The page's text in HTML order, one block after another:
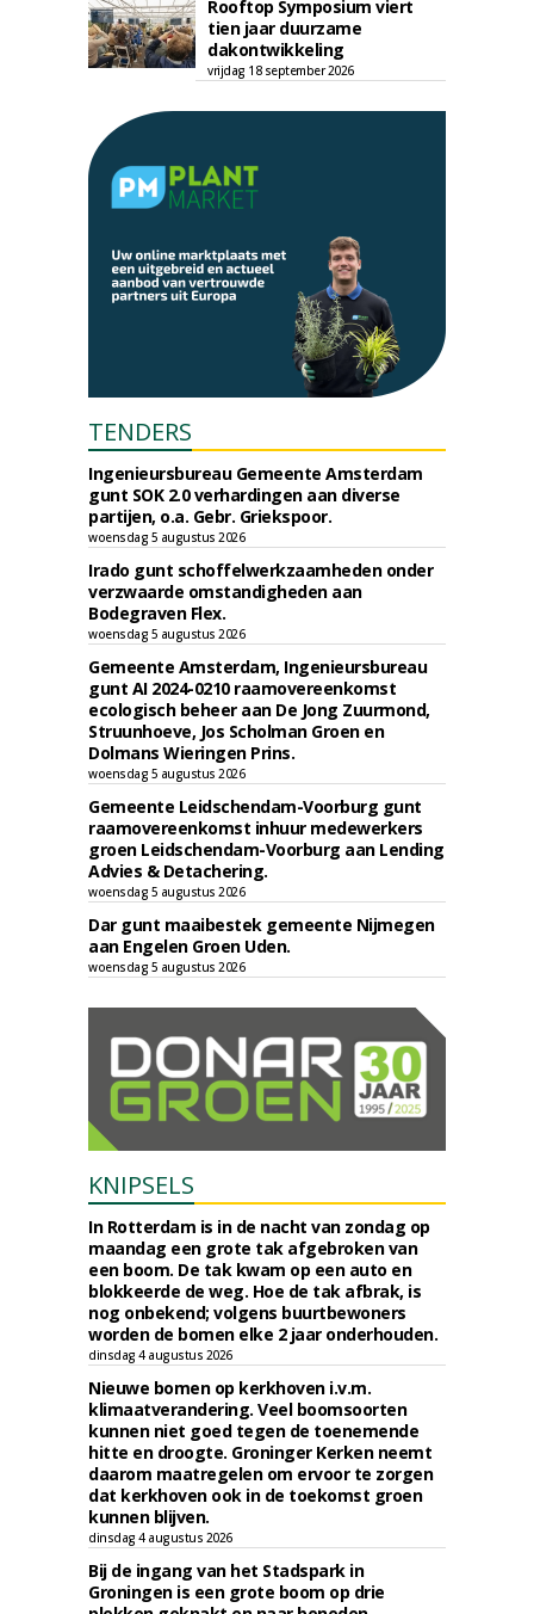
Rooftop Symposium viert
tien jaar duurzame
dakontwikkeling
vrijdag 18 september 2026
TENDERS
Ingenieursbureau Gemeente Amsterdam
gunt SOK 2.0 verhardingen aan diverse
partijen, o.a. Gebr. Griekspoor.
woensdag 5 augustus 2026
Irado gunt schoffelwerkzaamheden onder
verzwaarde omstandigheden aan
Bodegraven Flex.
woensdag 5 augustus 2026
Gemeente Amsterdam, Ingenieursbureau
gunt AI 2024-0210 raamovereenkomst
ecologisch beheer aan De Jong Zuurmond,
Struunhoeve, Jos Scholman Groen en
Dolmans Wieringen Prins.
woensdag 5 augustus 2026
Gemeente Leidschendam-Voorburg gunt
raamovereenkomst inhuur medewerkers
groen Leidschendam-Voorburg aan Lending
Advies & Detachering.
woensdag 5 augustus 2026
Dar gunt maaibestek gemeente Nijmegen
aan Engelen Groen Uden.
woensdag 5 augustus 2026
KNIPSELS
In Rotterdam is in de nacht van zondag op
maandag een grote tak afgebroken van
een boom. De tak kwam op een auto en
blokkeerde de weg. Hoe de tak afbrak, is
nog onbekend; volgens buurtbewoners
worden de bomen elke 2 jaar onderhouden.
dinsdag 4 augustus 2026
Nieuwe bomen op kerkhoven i.v.m.
klimaatverandering. Veel boomsoorten
kunnen niet goed tegen de toenemende
hitte en droogte. Groninger Kerken neemt
daarom maatregelen om ervoor te zorgen
dat kerkhoven ook in de toekomst groen
kunnen blijven.
dinsdag 4 augustus 2026
Bij de ingang van het Stadspark in
Groningen is een grote boom op drie